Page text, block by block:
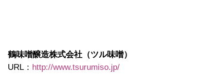
鶴味噌醸造株式会社（ツル味噌）
URL： http://www.tsurumiso.jp/